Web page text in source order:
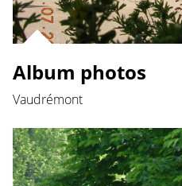
Album photos
Vaudrémont